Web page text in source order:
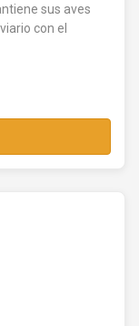
sus aves
con el